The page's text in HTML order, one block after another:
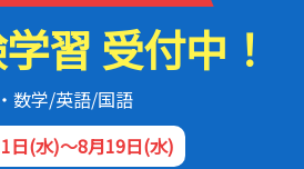
習 受付中！
数学/英語/国語
日(水)～8月19日(水)